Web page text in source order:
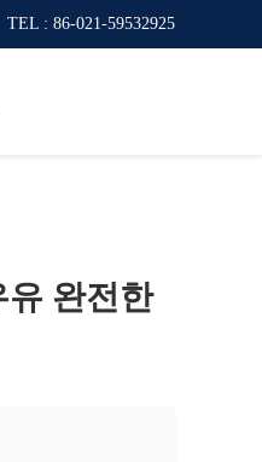
TEL : 86-021-59532925
유 완전한